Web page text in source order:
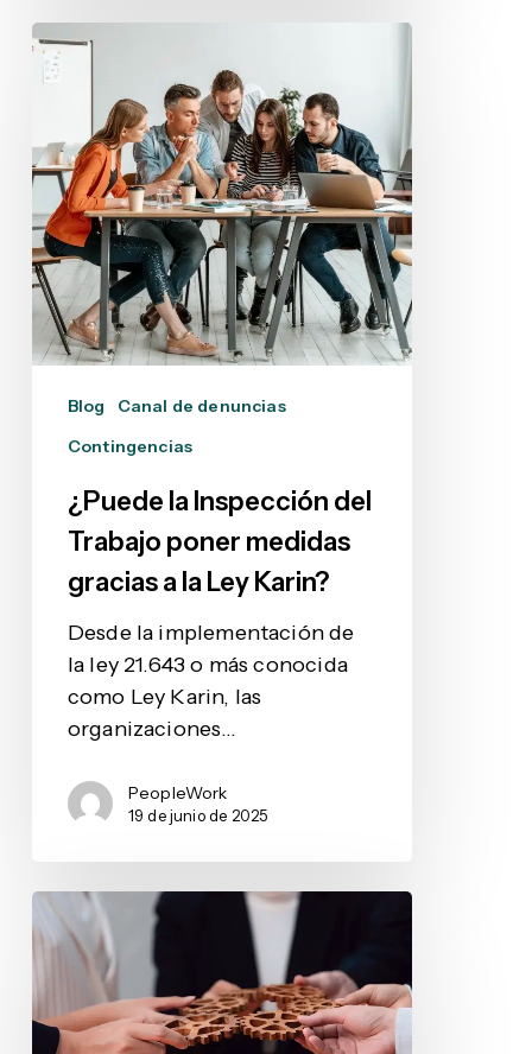
¿Puede
la
Inspección
Trabajo
poner
medidas
gracias
a
la
Ley
Blog
Canal de denuncias
Contingencias
¿Puede la Inspección del
Trabajo poner medidas
gracias a la Ley Karin?
Desde la implementación de
la ley 21.643 o más conocida
como Ley Karin, las
organizaciones…
PeopleWork
19 de junio de 2025
PeopleWork:
una
solución
pensada
en